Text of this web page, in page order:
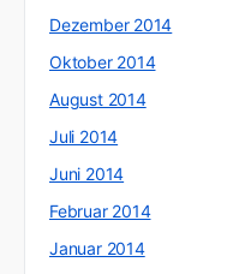
Dezember 2014
Oktober 2014
August 2014
Juli 2014
Juni 2014
Februar 2014
Januar 2014